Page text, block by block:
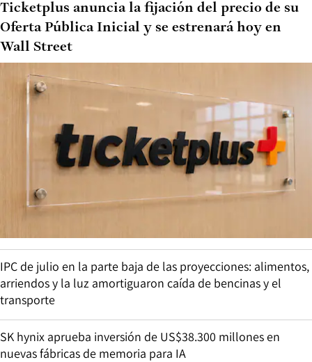
Ticketplus anuncia la fijación del precio de su
Oferta Pública Inicial y se estrenará hoy en
Wall Street
IPC de julio en la parte baja de las proyecciones: alimentos,
arriendos y la luz amortiguaron caída de bencinas y el
transporte
SK hynix aprueba inversión de US$38.300 millones en
nuevas fábricas de memoria para IA